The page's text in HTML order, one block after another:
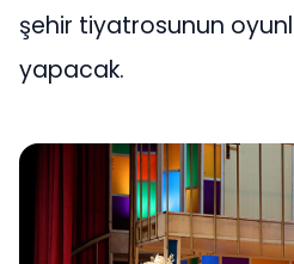
şehir tiyatrosunun
yapacak.